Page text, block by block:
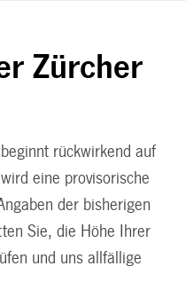
Zürcher
rückwirkend auf
eine provisorische
der bisherigen
Sie, die Höhe Ihrer
und uns allfällige